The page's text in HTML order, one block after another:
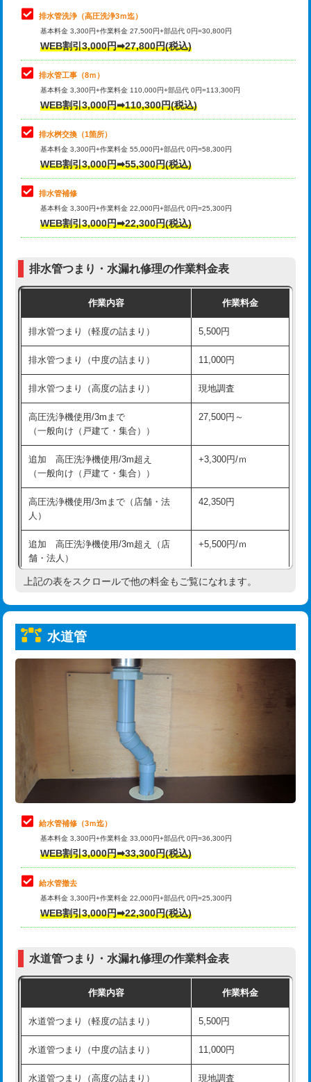
排水管工事（追加 排水管工事/3ｍ超
え）
マス交換（土の掘削・埋め戻し作業）
マス交換（深さ50㎝未満）
マス交換（深さ50㎝以上）
コンクリート斫り（厚さ10㎝まで）
コンクリート斫り（厚さ10㎝超え）
モルタル補修（厚さ10㎝まで）
モルタル補修（厚さ10㎝超え）
追加人工 16,500円
現場見積
※給水管工事は20mmまでの価格です。
理・調整・分解・加工など（中作業）
止水・漏水調査・防水処理・清掃・修
理・調整・分解・加工など（重作業）
33,000円
その他部品の脱着
交換・取付（タンク）
交換・取付(単水栓（壁付・デッキ
式）)
交換・取付(混合水栓（壁付・デッキ
式・ワンホール）)
16,500円+材料費
交換・取付(排水栓・排水トラップ
交換・取付（その他部品） 11,000円+材料費
持込商品取付（単水栓） 13,200円
持込商品取付（混合水栓） 16,500円
持込商品取付（浄水器・分岐水栓） 16,500円
給水管工事※（ホール加工) 16,500円
給水管工事※（バンド止め) 3,300円
給水管工事※（支持金具設置)
給水管工事※（保温材使用（バンド止
め込み）)
5,500円
給水管工事※（土の掘削・埋め戻し作
業)
11,000円
給水管工事※（塩ビ管（VP・HI）使
用/3ｍまで)
33,000円
給水管工事※（塩ビ管（VP・HI）使
+8,800円
給水管工事※（ライニング鋼管・銅
管・ポリ管・HT管使用/3ｍまで)
給水管工事※（ライニング鋼管・銅
管・ポリ管・HT管使用/3ｍ超え)
排水管工事（土の掘削・埋め戻し作
11,000円~
排水管工事（排水管工事/3ｍまで） 55,000円
排水管工事（追加 排水管工事/3ｍ超
マス交換（土の掘削・埋め戻し作業）
マス交換（深さ50㎝未満）
マス交換（深さ50㎝以上）
コンクリート斫り（厚さ10㎝まで）
モルタル補修（厚さ10㎝超え） 38,500円
洗面台設置 38,500円
化粧台設置 22,000円
排水管洗浄（高圧洗浄3ｍ迄）
基本料金 3,300円+作業料金 27,500円+部品代 0円=30,800円
WEB割引3,000円➡27,800円(税込)
排水管工事（8ｍ）
基本料金 3,300円+作業料金 110,000円+部品代 0円=113,300円
WEB割引3,000円➡110,300円(税込)
排水桝交換（1箇所）
基本料金 3,300円+作業料金 55,000円+部品代 0円=58,300円
WEB割引3,000円➡55,300円(税込)
排水管補修
基本料金 3,300円+作業料金 22,000円+部品代 0円=25,300円
WEB割引3,000円➡22,300円(税込)
排水管つまり・水漏れ修理の作業料金表
作業内容 作業料金
排水管つまり（軽度の詰まり） 5,500円
排水管つまり（中度の詰まり） 11,000円
排水管つまり（高度の詰まり） 現地調査
高圧洗浄機使用/3mまで
（一般向け（戸建て・集合））
27,500円～
追加 高圧洗浄機使用/3m超え
（一般向け（戸建て・集合））
+3,300円/ｍ
高圧洗浄機使用/3mまで（店舗・法
人）
42,350円
追加 高圧洗浄機使用/3m超え（店
舗・法人）
+5,500円/ｍ
高度高圧洗浄換 現地調査
トーラー機使用/3mまで
追加トーラー機使用/3m超え
33,000円
8,800円
止水・漏水調査・防水処理・清掃・修
理・調整・分解・加工など（軽作業）
11,000円
止水・漏水調査・防水処理・清掃・修
理・調整・分解・加工など（中作業）
止水・漏水調査・防水処理・清掃・修
理・調整・分解・加工など（重作業）
33,000円
その他部品の脱着
交換・取付（タンク）
式）)
式・ワンホール）)
交換・取付(排水栓・排水トラップ
22,000円+材料費
上記の表をスクロールで他の料金もご覧になれます。
水道管
給水管補修（3ｍ迄）
基本料金 3,300円+作業料金 33,000円+部品代 0円=36,300円
WEB割引3,000円➡33,300円(税込)
給水管撤去
基本料金 3,300円+作業料金 22,000円+部品代 0円=25,300円
WEB割引3,000円➡22,300円(税込)
水道管つまり・水漏れ修理の作業料金表
作業内容 作業料金
水道管つまり（軽度の詰まり） 5,500円
水道管つまり（中度の詰まり） 11,000円
水道管つまり（高度の詰まり） 現地調査